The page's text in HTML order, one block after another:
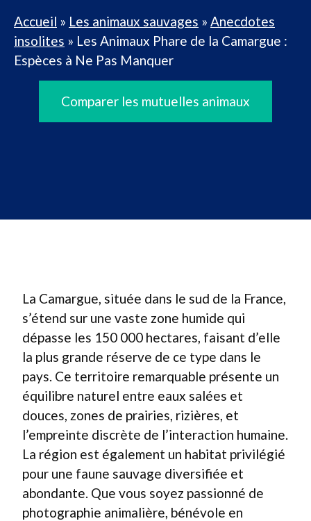
Accueil » Les animaux sauvages » Anecdotes
insolites » Les Animaux Phare de la Camargue :
Espèces à Ne Pas Manquer
Comparer les mutuelles animaux
La Camargue, située dans le sud de la France,
s’étend sur une vaste zone humide qui
dépasse les 150 000 hectares, faisant d’elle
la plus grande réserve de ce type dans le
pays. Ce territoire remarquable présente un
équilibre naturel entre eaux salées et
douces, zones de prairies, rizières, et
l’empreinte discrète de l’interaction humaine.
La région est également un habitat privilégié
pour une faune sauvage diversifiée et
abondante. Que vous soyez passionné de
photographie animalière, bénévole en